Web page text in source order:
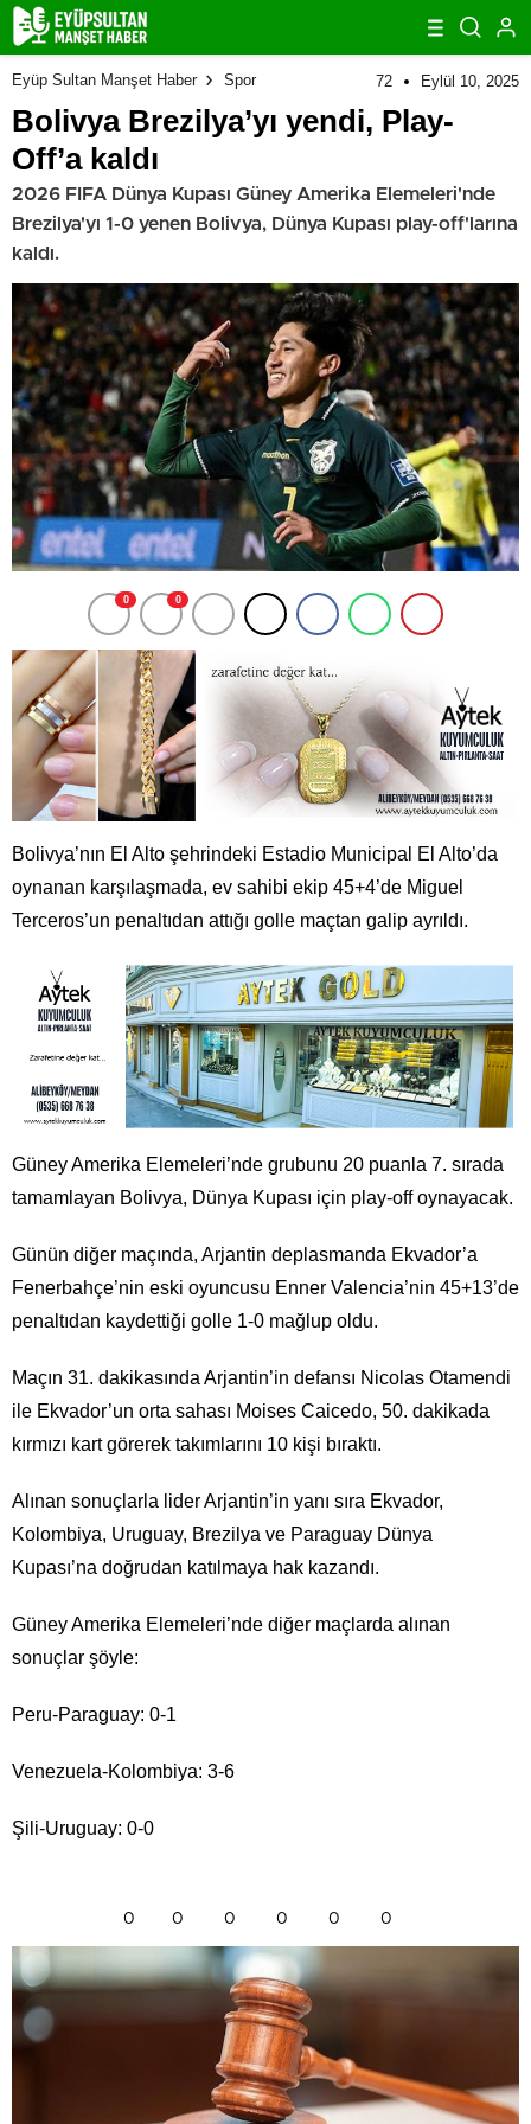
Eyüp Sultan Manşet Haber Spor 72 Eylül 10, 2025
Bolivya Brezilya’yı yendi, Play-
Off’a kaldı
2026 FIFA Dünya Kupası Güney Amerika Elemeleri'nde
Brezilya'yı 1-0 yenen Bolivya, Dünya Kupası play-off'larına
kaldı.
0 0
Bolivya’nın El Alto şehrindeki Estadio Municipal El Alto’da
oynanan karşılaşmada, ev sahibi ekip 45+4’de Miguel
Terceros’un penaltıdan attığı golle maçtan galip ayrıldı.
Güney Amerika Elemeleri’nde grubunu 20 puanla 7. sırada
tamamlayan Bolivya, Dünya Kupası için play-off oynayacak.
Günün diğer maçında, Arjantin deplasmanda Ekvador’a
Fenerbahçe’nin eski oyuncusu Enner Valencia’nin 45+13’de
penaltıdan kaydettiği golle 1-0 mağlup oldu.
Maçın 31. dakikasında Arjantin’in defansı Nicolas Otamendi
ile Ekvador’un orta sahası Moises Caicedo, 50. dakikada
kırmızı kart görerek takımlarını 10 kişi bıraktı.
Alınan sonuçlarla lider Arjantin’in yanı sıra Ekvador,
Kolombiya, Uruguay, Brezilya ve Paraguay Dünya
Kupası’na doğrudan katılmaya hak kazandı.
Güney Amerika Elemeleri’nde diğer maçlarda alınan
sonuçlar şöyle:
Peru-Paraguay: 0-1
Venezuela-Kolombiya: 3-6
Şili-Uruguay: 0-0
0 0 0 0 0 0